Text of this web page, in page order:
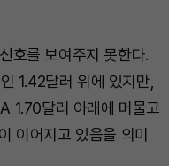
호를 보여주지 못한다.
1.42달러 위에 있지만,
1.70달러 아래에 머물고
이어지고 있음을 의미